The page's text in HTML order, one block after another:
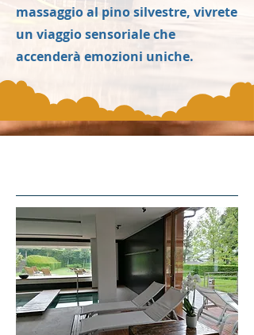
massaggio al pino silvestre, vivrete
un viaggio sensoriale che
accenderà emozioni uniche.